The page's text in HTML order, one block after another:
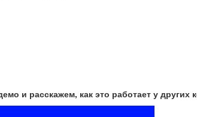
и расскажем, как это работает у других